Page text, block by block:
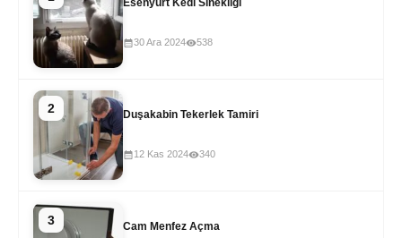
Esenyurt Kedi Sinekliği
30 Ara 2024 538
2 Duşakabin Tekerlek Tamiri
12 Kas 2024 340
3 Cam Menfez Açma